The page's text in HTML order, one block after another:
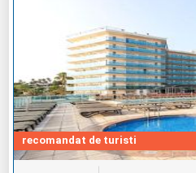
recomandat de turisti